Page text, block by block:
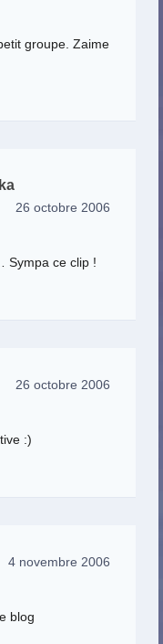
groupe. Zaime
26 octobre 2006
Sympa ce clip !
26 octobre 2006
:)
4 novembre 2006
blog